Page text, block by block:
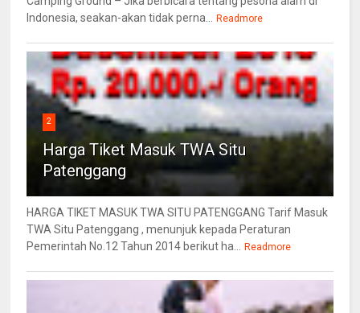
Indonesia, seakan-akan tidak perna...
Readmore
2
Harga Tiket Masuk TWA Situ
Patenggang
HARGA TIKET MASUK TWA SITU PATENGGANG Tarif Masuk
TWA Situ Patenggang , menunjuk kepada Peraturan
Pemerintah No.12 Tahun 2014 berikut ha...
Readmore